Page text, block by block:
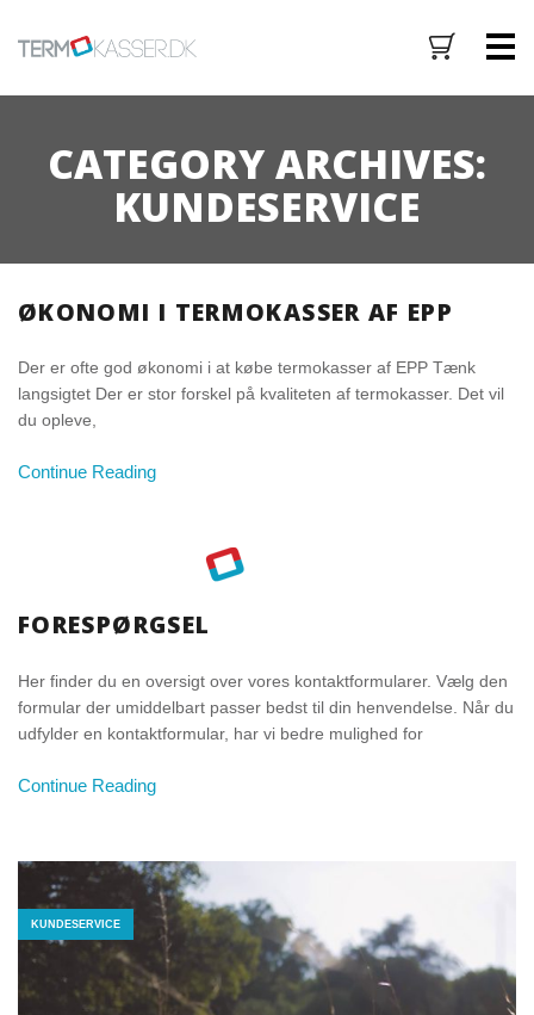
CATEGORY ARCHIVES:
KUNDESERVICE
ØKONOMI I TERMOKASSER AF EPP
Der er ofte god økonomi i at købe termokasser af EPP Tænk
langsigtet Der er stor forskel på kvaliteten af termokasser. Det vil
du opleve,
Continue Reading
FORESPØRGSEL
Her finder du en oversigt over vores kontaktformularer. Vælg den
formular der umiddelbart passer bedst til din henvendelse. Når du
udfylder en kontaktformular, har vi bedre mulighed for
Continue Reading
KUNDESERVICE